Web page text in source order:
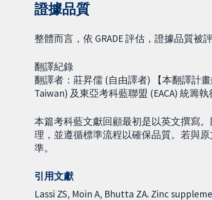
證據品質
整體而言，依 GRADE 評估，證據品質被
翻譯紀錄
翻譯者：莊昇儒 (自由譯者) 【本翻譯計
Taiwan) 及東亞考科藍聯盟 (EACA) 統籌
本篇考科藍文獻回顧最初是以英文撰寫
理，並遵循標準流程以確保品質。若與
準。
引用文獻
Lassi ZS, Moin A, Bhutta ZA. Zinc